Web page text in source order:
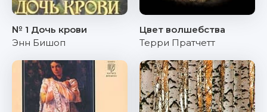
№ 1 Дочь крови
Энн Бишоп
Цвет волшебства
Терри Пратчетт